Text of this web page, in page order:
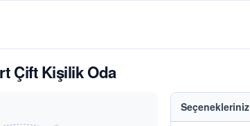
Çift Kişilik Oda
Seçenekleriniz